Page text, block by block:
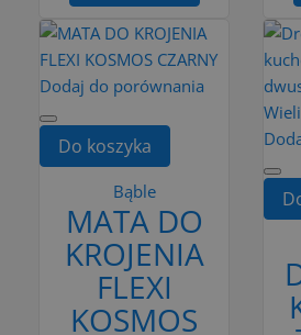
Dodaj do porównania
Do koszyka
Bąble
MATA DO
KROJENIA
FLEXI
KOSMOS